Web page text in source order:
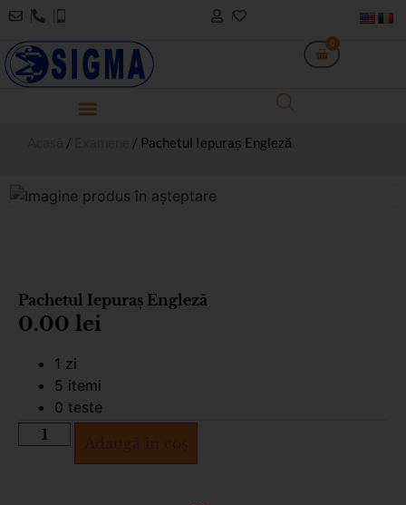
0
/ / Pachetul Iepuraș Engleză
Pachetul Iepuraș Engleză
0.00 lei
1 zi
5 itemi
0 teste